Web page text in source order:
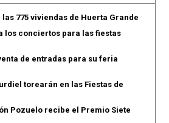
775 viviendas de Huerta Grande
los conciertos para las fiestas
de entradas para su feria
torearán en las Fiestas de
Pozuelo recibe el Premio Siete